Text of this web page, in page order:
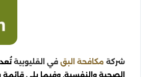
شركة مكافحة البق في القليوبية
الصحية والنفسية. وفيما يلي